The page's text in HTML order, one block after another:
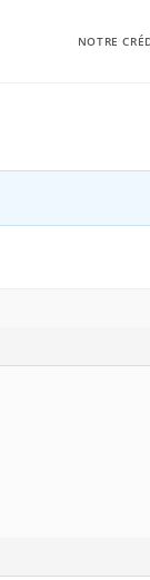
NOTRE